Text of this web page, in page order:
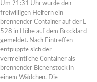
Um 21:31 Uhr wurde den
freiwilligen Helfern ein
brennender Container auf der L
528 in Höhe auf dem Brockland
gemeldet. Nach Eintreffen
entpuppte sich der
vermeintliche Container als
brennender Bienenstock in
einem Wäldchen. Die